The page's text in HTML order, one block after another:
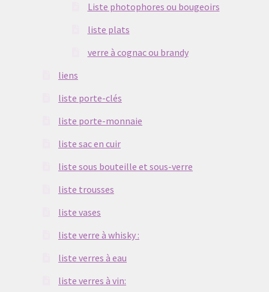
Liste photophores ou bougeoirs
liste plats
verre à cognac ou brandy
liens
liste porte-clés
liste porte-monnaie
liste sac en cuir
liste sous bouteille et sous-verre
liste trousses
liste vases
liste verre à whisky :
liste verres à eau
liste verres à vin: